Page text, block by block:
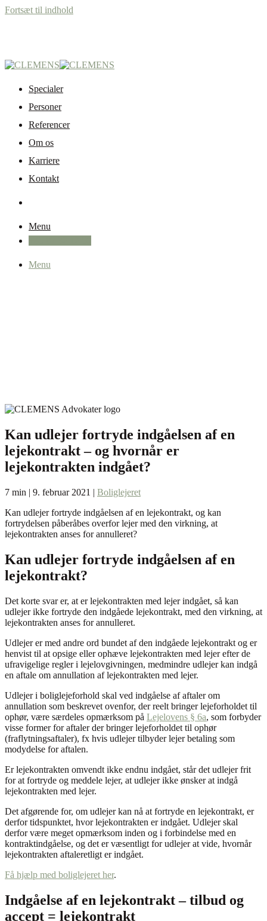
Fortsæt til indhold
Specialer
Personer
Referencer
Om os
Karriere
Kontakt
Menu
Menu
Kan udlejer fortryde indgåelsen af en
lejekontrakt – og hvornår er
lejekontrakten indgået?
7 min | 9. februar 2021 | Boliglejeret
Kan udlejer fortryde indgåelsen af en lejekontrakt, og kan
fortrydelsen påberåbes overfor lejer med den virkning, at
lejekontrakten anses for annulleret?
Kan udlejer fortryde indgåelsen af en
lejekontrakt?
Det korte svar er, at er lejekontrakten med lejer indgået, så kan
udlejer ikke fortryde den indgåede lejekontrakt, med den virkning, at
lejekontrakten anses for annulleret.
Udlejer er med andre ord bundet af den indgåede lejekontrakt og er
henvist til at opsige eller ophæve lejekontrakten med lejer efter de
ufravigelige regler i lejelovgivningen, medmindre udlejer kan indgå
en aftale om annullation af lejekontrakten med lejer.
Udlejer i boliglejeforhold skal ved indgåelse af aftaler om
annullation som beskrevet ovenfor, der reelt bringer lejeforholdet til
ophør, være særdeles opmærksom på Lejelovens § 6a, som forbyder
visse former for aftaler der bringer lejeforholdet til ophør
(fraflytningsaftaler), fx hvis udlejer tilbyder lejer betaling som
modydelse for aftalen.
Er lejekontrakten omvendt ikke endnu indgået, står det udlejer frit
for at fortryde og meddele lejer, at udlejer ikke ønsker at indgå
lejekontrakten med lejer.
Det afgørende for, om udlejer kan nå at fortryde en lejekontrakt, er
derfor tidspunktet, hvor lejekontrakten er indgået. Udlejer skal
derfor være meget opmærksom inden og i forbindelse med en
kontraktindgåelse, og det er væsentligt for udlejer at vide, hvornår
lejekontrakten aftaleretligt er indgået.
Få hjælp med boliglejeret her.
Indgåelse af en lejekontrakt – tilbud og
accept = lejekontrakt